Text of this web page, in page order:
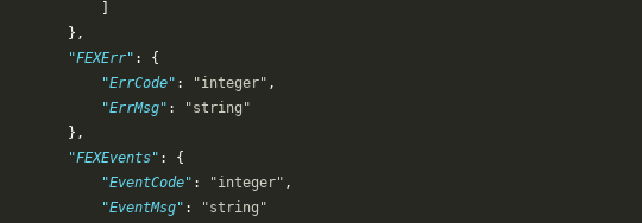
        },
        "FEXErr"
: {
            "ErrCode"
: "integer" ,
            "ErrMsg"
:
"string"
        },
        "FEXEvents"
: {
            "EventCode"
: "integer" ,
            "EventMsg"
:
"string"